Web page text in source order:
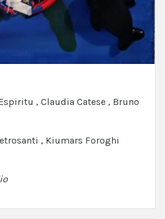
, Claudia Catese , Bruno
, Kiumars Foroghi